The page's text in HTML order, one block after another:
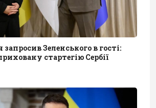
Зеленського в гості:
стартегію Сербії